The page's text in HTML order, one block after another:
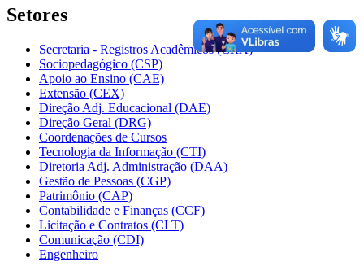
Setores
Secretaria - Registros Acadêmicos (CRA)
Sociopedagógico (CSP)
Apoio ao Ensino (CAE)
Extensão (CEX)
Direção Adj. Educacional (DAE)
Direção Geral (DRG)
Coordenações de Cursos
Tecnologia da Informação (CTI)
Diretoria Adj. Administração (DAA)
Gestão de Pessoas (CGP)
Patrimônio (CAP)
Contabilidade e Finanças (CCF)
Licitação e Contratos (CLT)
Comunicação (CDI)
Engenheiro